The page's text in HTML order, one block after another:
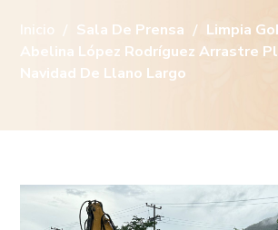
Inicio Sala De Prensa
Limpia
Abelina López Rodríguez Arrastre
Navidad De Llano Largo